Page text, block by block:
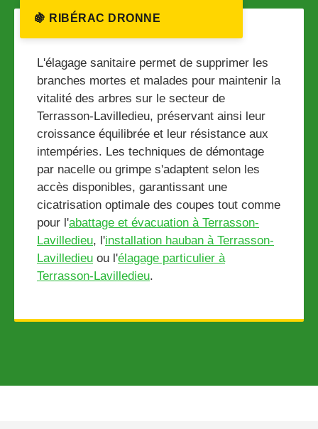
🍇 RIBÉRAC DRONNE
L'élagage sanitaire permet de supprimer les
branches mortes et malades pour maintenir la
vitalité des arbres sur le secteur de
Terrasson-Lavilledieu, préservant ainsi leur
croissance équilibrée et leur résistance aux
intempéries. Les techniques de démontage
par nacelle ou grimpe s'adaptent selon les
accès disponibles, garantissant une
cicatrisation optimale des coupes tout comme
pour l'abattage et évacuation à Terrasson-
Lavilledieu, l'installation hauban à Terrasson-
Lavilledieu ou l'élagage particulier à
Terrasson-Lavilledieu.